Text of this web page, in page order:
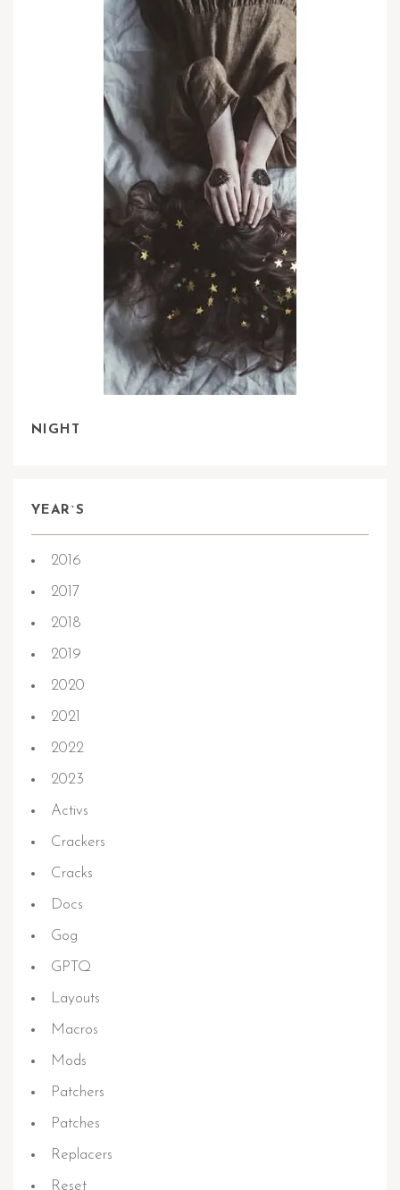
NIGHT
YEAR`S
2016
2017
2018
2019
2020
2021
2022
2023
Activs
Crackers
Cracks
Docs
Gog
GPTQ
Layouts
Macros
Mods
Patchers
Patches
Replacers
Reset